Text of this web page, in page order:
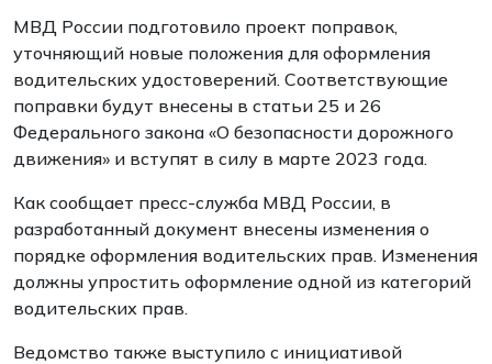
МВД России подготовило проект поправок,
уточняющий новые положения для оформления
водительских удостоверений. Соответствующие
поправки будут внесены в статьи 25 и 26
Федерального закона «О безопасности дорожного
движения» и вступят в силу в марте 2023 года.
Как сообщает пресс-служба МВД России, в
разработанный документ внесены изменения о
порядке оформления водительских прав. Изменения
должны упростить оформление одной из категорий
водительских прав.
Ведомство также выступило с инициативой